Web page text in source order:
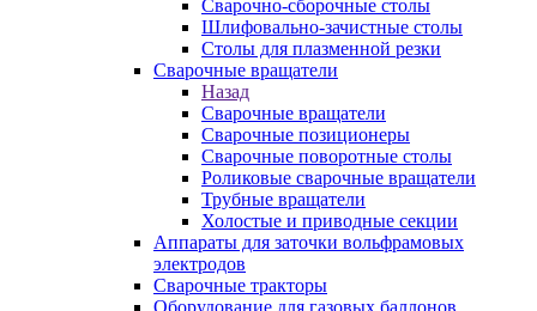
Сварочно-сборочные столы
Шлифовально-зачистные столы
Столы для плазменной резки
Сварочные вращатели
Назад
Сварочные вращатели
Сварочные позиционеры
Сварочные поворотные столы
Роликовые сварочные вращатели
Трубные вращатели
Холостые и приводные секции
Аппараты для заточки вольфрамовых
электродов
Сварочные тракторы
Оборудование для газовых баллонов